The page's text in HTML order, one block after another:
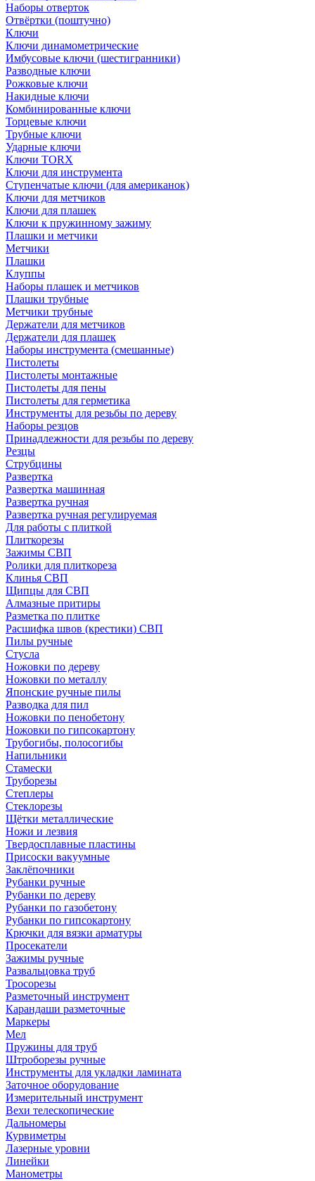
Наборы отверток
Отвёртки (поштучно)
Ключи
Ключи динамометрические
Имбусовые ключи (шестигранники)
Разводные ключи
Рожковые ключи
Накидные ключи
Комбинированные ключи
Торцевые ключи
Трубные ключи
Ударные ключи
Ключи TORX
Ключи для инструмента
Ступенчатые ключи (для американок)
Ключи для метчиков
Ключи для плашек
Ключи к пружинному зажиму
Плашки и метчики
Метчики
Плашки
Клуппы
Наборы плашек и метчиков
Плашки трубные
Метчики трубные
Держатели для метчиков
Держатели для плашек
Наборы инструмента (смешанные)
Пистолеты
Пистолеты монтажные
Пистолеты для пены
Пистолеты для герметика
Инструменты для резьбы по дереву
Наборы резцов
Принадлежности для резьбы по дереву
Резцы
Струбцины
Развертка
Развертка машинная
Развертка ручная
Развертка ручная регулируемая
Для работы с плиткой
Плиткорезы
Зажимы СВП
Ролики для плиткореза
Клинья СВП
Щипцы для СВП
Алмазные притиры
Разметка по плитке
Расшифка швов (крестики) СВП
Пилы ручные
Стусла
Ножовки по дереву
Ножовки по металлу
Японские ручные пилы
Разводка для пил
Ножовки по пенобетону
Ножовки по гипсокартону
Трубогибы, полосогибы
Напильники
Стамески
Труборезы
Степлеры
Стеклорезы
Щётки металлические
Ножи и лезвия
Твердосплавные пластины
Присоски вакуумные
Заклёпочники
Рубанки ручные
Рубанки по дереву
Рубанки по газобетону
Рубанки по гипсокартону
Крючки для вязки арматуры
Просекатели
Зажимы ручные
Развальцовка труб
Тросорезы
Разметочный инструмент
Карандаши разметочные
Маркеры
Мел
Пружины для труб
Штроборезы ручные
Инструменты для укладки ламината
Заточное оборудование
Измерительный инструмент
Вехи телескопические
Дальномеры
Курвиметры
Лазерные уровни
Линейки
Манометры